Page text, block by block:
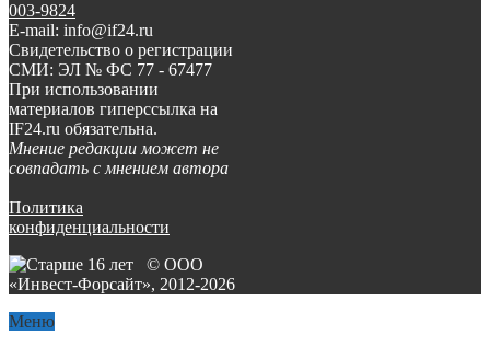
003-9824
E-mail: info@if24.ru
Свидетельство о регистрации
СМИ: ЭЛ № ФС 77 - 67477
При использовании
материалов гиперссылка на
IF24.ru обязательна.
Мнение редакции может не
совпадать с мнением автора
Политика
конфиденциальности
© ООО
«Инвест-Форсайт», 2012-2026
Меню